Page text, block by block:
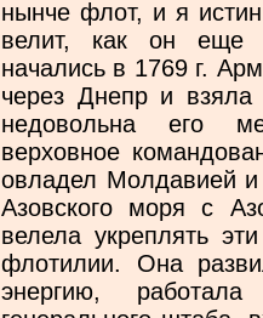
нынче флот, и я
велит, как он еще
начались в 1769 г.
через Днепр и взяла
недовольна его
верховное
овладел Молдавией
Азовского моря с
велела укреплять
флотилии. Она
энергию,